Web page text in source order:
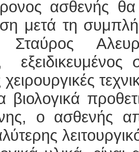
ασθενής
μετά τη
εξειδικευμένος
χειρουργικές
ο ασθενής